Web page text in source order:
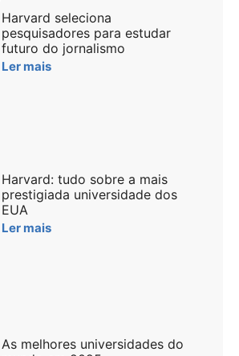
Harvard seleciona
pesquisadores para estudar
futuro do jornalismo
Ler mais
Harvard: tudo sobre a mais
prestigiada universidade dos
EUA
Ler mais
As melhores universidades do